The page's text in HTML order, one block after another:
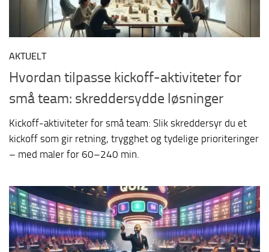
AKTUELT
Hvordan tilpasse kickoff-aktiviteter for
små team: skreddersydde løsninger
Kickoff-aktiviteter for små team: Slik skreddersyr du et
kickoff som gir retning, trygghet og tydelige prioriteringer
– med maler for 60–240 min.